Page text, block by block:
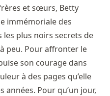
et sœurs, Betty
immémoriale des
les plus noirs secrets de
peu. Pour affronter le
son courage dans
à des pages qu’elle
Pour qu’un jour,